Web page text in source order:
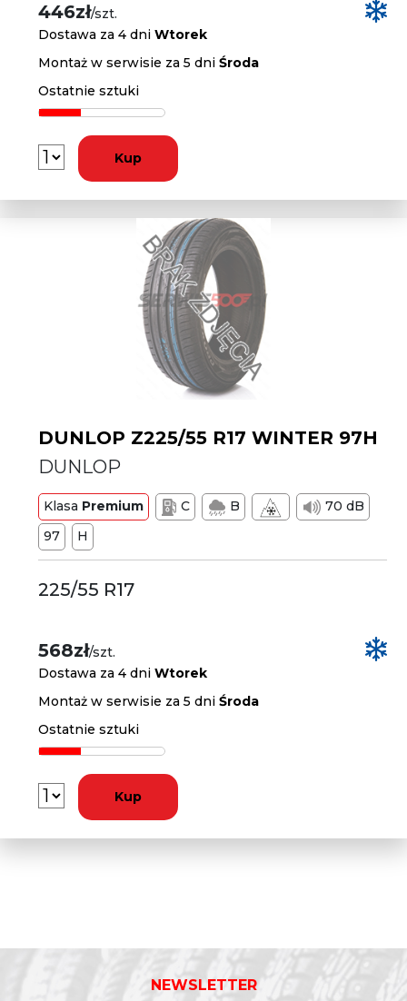
446zł/szt.
Dostawa za 4 dniWtorek
Montaż w serwisie za 5 dniŚroda
Ostatnie sztuki
Kup
DUNLOP Z225/55 R17 WINTER 97H
DUNLOP
Klasa Premium C B
70 dB
97
H
225/55 R17
568zł/szt.
Dostawa za 4 dniWtorek
Montaż w serwisie za 5 dniŚroda
Ostatnie sztuki
Kup
NEWSLETTER